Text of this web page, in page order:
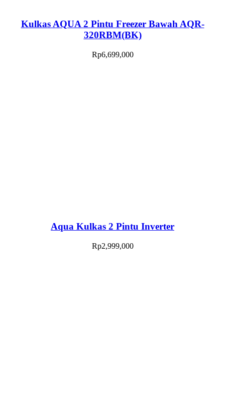
Kulkas AQUA 2 Pintu Freezer Bawah AQR-
320RBM(BK)
Rp6,699,000
Aqua Kulkas 2 Pintu Inverter
Rp2,999,000